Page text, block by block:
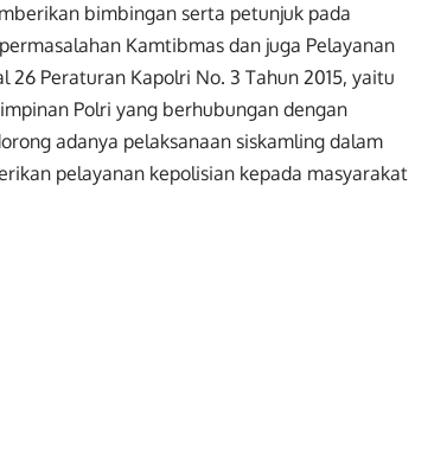
bimbingan serta petunjuk pada
Kamtibmas dan juga Pelayanan
26 Peraturan Kapolri No. 3 Tahun 2015, yaitu
Polri yang berhubungan dengan
adanya pelaksanaan siskamling dalam
pelayanan kepolisian kepada masyarakat